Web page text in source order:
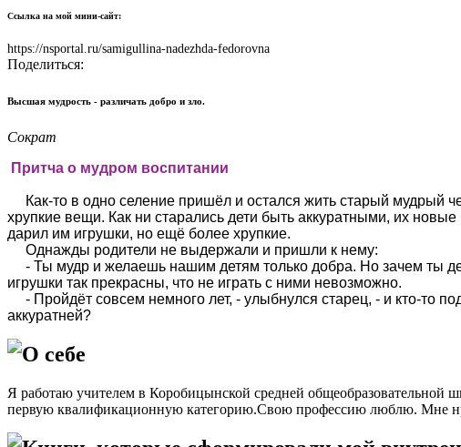
Ссылка на мой мини-сайт:
https://nsportal.ru/samigullina-nadezhda-fedorovna
Поделиться:
Высшая мудрость - различать добро и зло.
Сократ
Притча о мудром воспитании
Как-то в одно селение пришёл и остался жить старый мудрый
хрупкие вещи. Как ни старались дети быть аккуратными, их
дарил им игрушки, но ещё более хрупкие.
Однажды родители не выдержали и пришли к нему:
- Ты мудр и желаешь нашим детям только добра. Но зачем ты
игрушки так прекрасны, что не играть с ними невозможно.
- Пройдёт совсем немного лет, - улыбнулся старец, - и кто-то
аккуратней?
О себе
Я работаю учителем в Коробицынской средней общеобразовательной
первую квалификационную категорию.Свою профессию люблю. Мне